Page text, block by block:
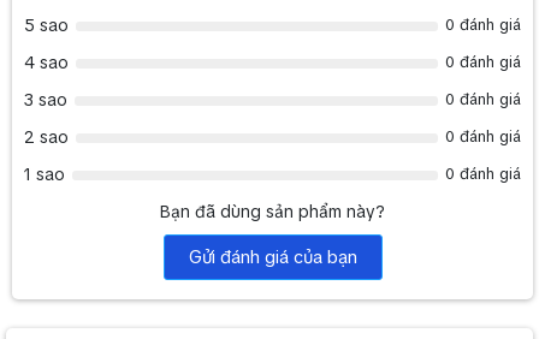
5 sao
0 đánh giá
4 sao 0 đánh giá
3 sao 0 đánh giá
2 sao 0 đánh giá
1 sao 0 đánh giá
Bạn đã dùng sản phẩm này?
Gửi đánh giá của bạn